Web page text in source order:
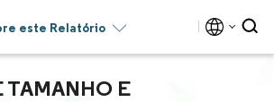
este Relatório
TAMANHO E